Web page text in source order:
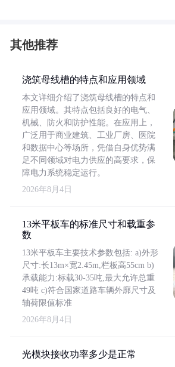
其他推荐
浇筑母线槽的特点和应用领域
本文详细介绍了浇筑母线槽的特点和
应用领域。其特点包括良好的电气、
机械、防火和防护性能。在应用上，
广泛用于商业建筑、工业厂房、医院
和数据中心等场所，凭借自身优势满
足不同领域对电力供应的高要求，保
障电力系统稳定运行。
2026年8月4日
13米平板车的标准尺寸和载重参
数
13米平板车主要技术参数包括: a)外形
尺寸:长13m×宽2.45m,栏板高55cm b)
承载能力:标载30-35吨,最大允许总重
49吨 c)符合国家道路车辆外廓尺寸及
轴荷限值标准
2026年8月4日
光模块接收功率多少是正常